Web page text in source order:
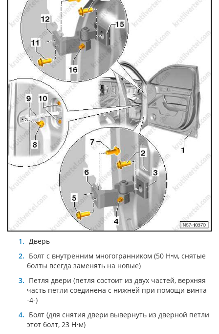
Дверь
Болт с внутренним многогранником (50 Н•м, снятые
болты всегда заменять на новые)
Петля двери (петля состоит из двух частей, верхняя
часть петли соединена с нижней при помощи винта
-4-)
Болт (для снятия двери вывернуть из дверной петли
этот болт, 23 Н•м)